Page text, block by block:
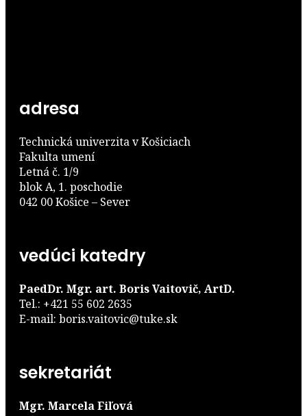
adresa
Technická univerzita v Košiciach
Fakulta umení
Letná č. 1/9
blok A, 1. poschodie
042 00 Košice – Sever
vedúci katedry
PaedDr. Mgr. art. Boris Vaitovič, ArtD.
Tel.: +421 55 602 2635
E-mail: boris.vaitovic@tuke.sk
sekretariát
Mgr. Marcela Fiľová